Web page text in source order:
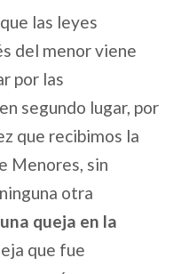
las leyes
del menor viene
por las
segundo lugar, por
que recibimos la
Menores, sin
otra
queja en la
que fue